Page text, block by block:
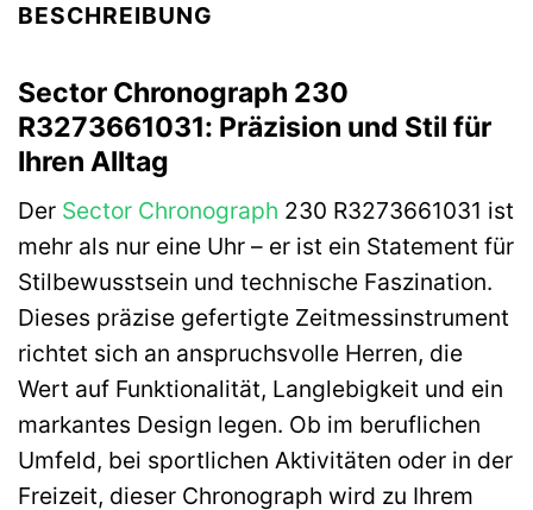
BESCHREIBUNG
Sector Chronograph 230
R3273661031: Präzision und Stil für
Ihren Alltag
Der Sector Chronograph 230 R3273661031 ist
mehr als nur eine Uhr – er ist ein Statement für
Stilbewusstsein und technische Faszination.
Dieses präzise gefertigte Zeitmessinstrument
richtet sich an anspruchsvolle Herren, die
Wert auf Funktionalität, Langlebigkeit und ein
markantes Design legen. Ob im beruflichen
Umfeld, bei sportlichen Aktivitäten oder in der
Freizeit, dieser Chronograph wird zu Ihrem